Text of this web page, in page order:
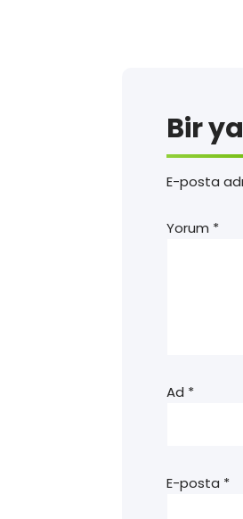
Bir
E-posta
Yorum *
Ad *
E-posta *